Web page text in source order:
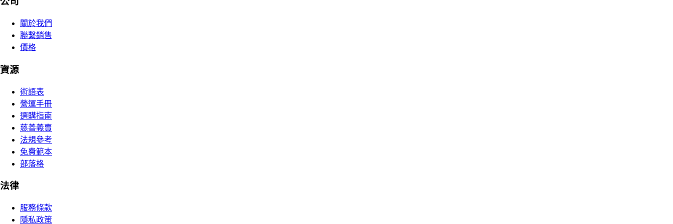
關於我們
聯繫銷售
價格
資源
術語表
營運手冊
選購指南
慈善義賣
法規參考
免費範本
部落格
法律
服務條款
隱私政策